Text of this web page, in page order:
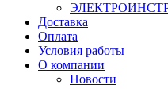
Доставка
Оплата
Условия работы
О компании
Новости